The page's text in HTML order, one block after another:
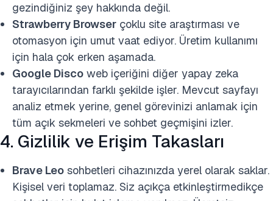
gezindiğiniz şey hakkında değil.
Strawberry Browser çoklu site araştırması ve
otomasyon için umut vaat ediyor. Üretim kullanımı
için hala çok erken aşamada.
Google Disco web içeriğini diğer yapay zeka
tarayıcılarından farklı şekilde işler. Mevcut sayfayı
analiz etmek yerine, genel görevinizi anlamak için
tüm açık sekmeleri ve sohbet geçmişini izler.
4. Gizlilik ve Erişim Takasları
Brave Leo sohbetleri cihazınızda yerel olarak saklar.
Kişisel veri toplamaz. Siz açıkça etkinleştirmedikçe